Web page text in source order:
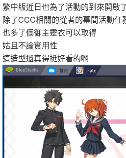
繁中版近日也為了活動的到來開啟
除了CCC相關的從者的幕間活動任
也多了個御主靈衣可以取得
姑且不論實用性
這造型還真得挺好看的啊